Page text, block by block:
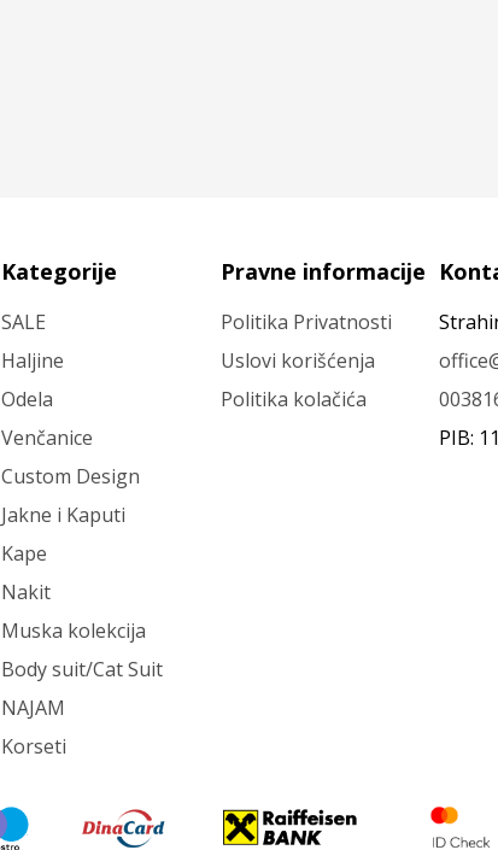
Kategorije
SALE
Haljine
Odela
Venčanice
Custom Design
Jakne i Kaputi
Kape
Nakit
Muska kolekcija
Body suit/Cat Suit
NAJAM
Korseti
Pravne informacije
Politika Privatnosti
Uslovi korišćenja
Politika kolačića
PIB: